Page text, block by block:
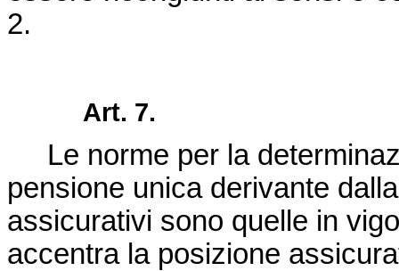
2.
Art. 7.
Le norme per la
pensione unica derivante
assicurativi sono quelle in
accentra la posizione